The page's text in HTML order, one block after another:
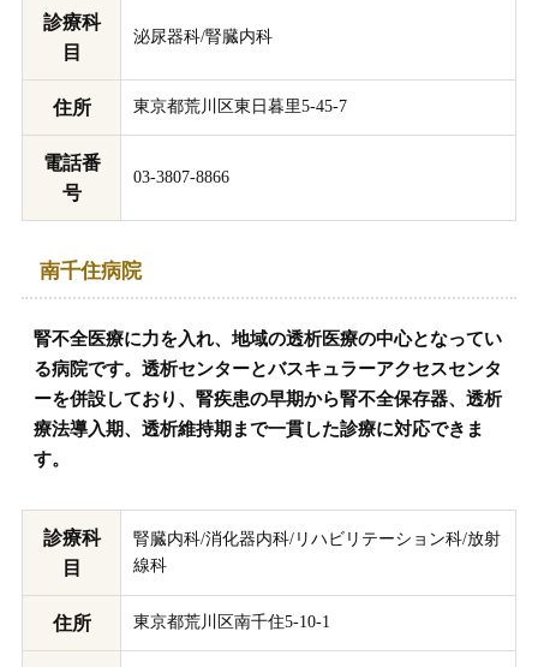
診療科
目
泌尿器科/腎臓内科
住所 東京都荒川区東日暮里5-45-7
電話番
号
03-3807-8866
南千住病院
腎不全医療に力を入れ、地域の透析医療の中心となってい
る病院です。透析センターとバスキュラーアクセスセンタ
ーを併設しており、腎疾患の早期から腎不全保存器、透析
療法導入期、透析維持期まで一貫した診療に対応できま
す。
診療科
目
腎臓内科/消化器内科/リハビリテーション科/放射
線科
住所 東京都荒川区南千住5-10-1